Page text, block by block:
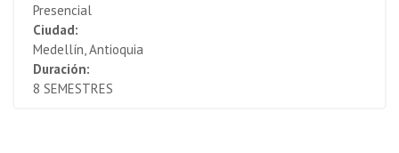
Presencial
Ciudad:
Medellín, Antioquia
Duración:
8 SEMESTRES